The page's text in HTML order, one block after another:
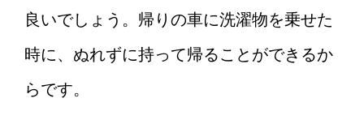
良いでしょう。帰りの車に洗濯物を乗せた
時に、ぬれずに持って帰ることができるか
らです。